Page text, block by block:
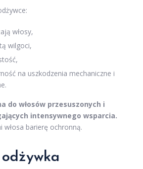
włosy,
wilgoci,
na uszkodzenia mechaniczne i
do włosów przesuszonych i
intensywnego wsparcia.
włosa barierę ochronną.